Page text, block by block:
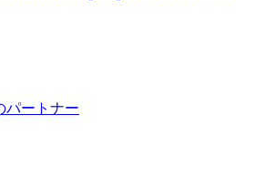
パートナー